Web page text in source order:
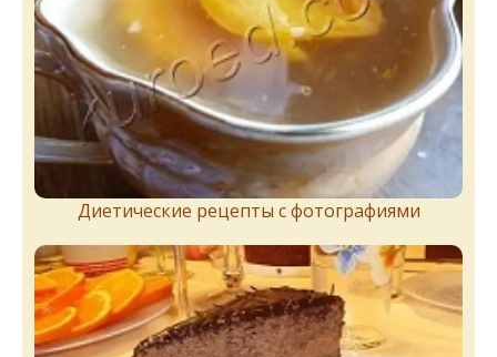
Диетические рецепты с фотографиями